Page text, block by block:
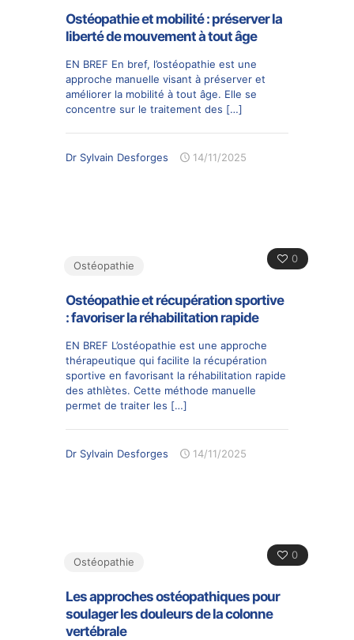
Ostéopathie et mobilité : préserver la
liberté de mouvement à tout âge
EN BREF En bref, l’ostéopathie est une
approche manuelle visant à préserver et
améliorer la mobilité à tout âge. Elle se
concentre sur le traitement des […]
Dr Sylvain Desforges 14/11/2025
0
Ostéopathie
Ostéopathie et récupération sportive
: favoriser la réhabilitation rapide
EN BREF L’ostéopathie est une approche
thérapeutique qui facilite la récupération
sportive en favorisant la réhabilitation rapide
des athlètes. Cette méthode manuelle
permet de traiter les […]
Dr Sylvain Desforges 14/11/2025
0
Ostéopathie
Les approches ostéopathiques pour
soulager les douleurs de la colonne
vertébrale